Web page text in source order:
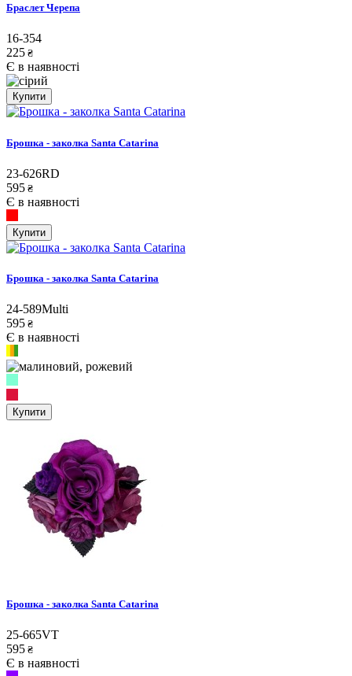
Браслет Черепа
16-354
225 ₴
Є в наявності
Купити
Брошка - заколка Santa Catarina
23-626RD
595 ₴
Є в наявності
Купити
Брошка - заколка Santa Catarina
24-589Multi
595 ₴
Є в наявності
Купити
Брошка - заколка Santa Catarina
25-665VT
595 ₴
Є в наявності